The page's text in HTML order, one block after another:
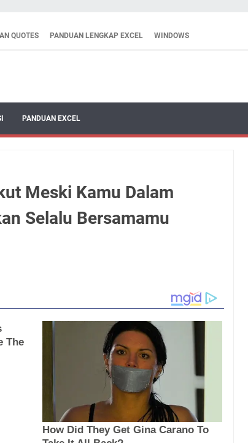
QUOTES PANDUAN LENGKAP EXCEL WINDOWS
PANDUAN EXCEL
Meski Kamu Dalam
Selalu Bersamamu